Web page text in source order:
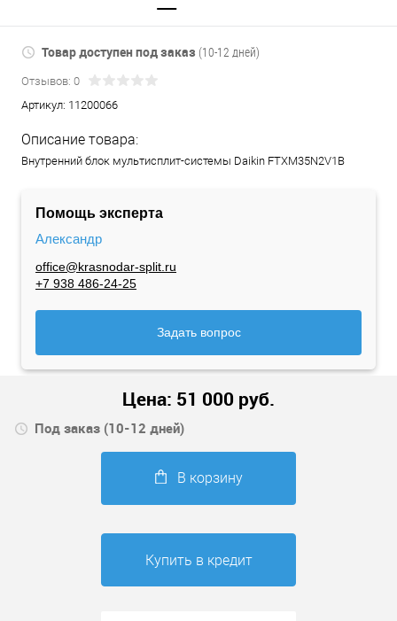
Товар доступен под заказ (10-12 дней)
Отзывов: 0
Артикул: 11200066
Описание товара:
Внутренний блок мультисплит-системы Daikin FTXM35N2V1B
Помощь эксперта
Александр
office@krasnodar-split.ru
+7 938 486-24-25
Задать вопрос
Цена: 51 000 руб.
Под заказ (10-12 дней)
В корзину
Купить в кредит